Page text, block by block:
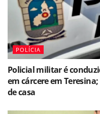
POLÍCIA
Policial militar é
em cárcere em
de casa